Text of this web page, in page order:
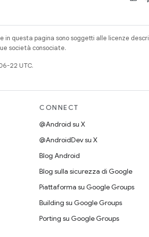
in questa pagina sono soggetti alle licenze
società consociate.
22 UTC.
CONNECT
@Android su X
@AndroidDev su X
Blog Android
Blog sulla sicurezza di Google
Piattaforma su Google Groups
Building su Google Groups
Porting su Google Groups